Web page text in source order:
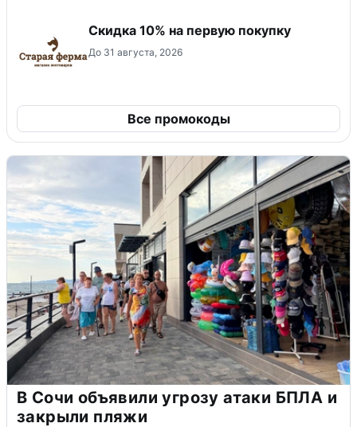
Скидка​ 10% на первую покупку
До 31 августа, 2026
Все промокоды
В Сочи объявили угрозу атаки БПЛА и
закрыли пляжи